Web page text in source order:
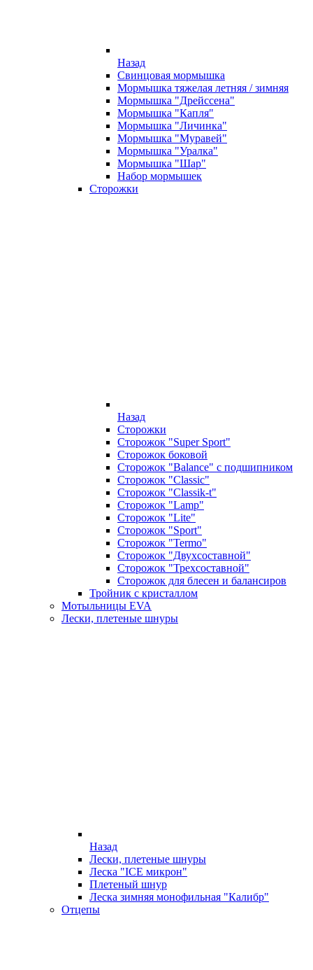
Назад
Свинцовая мормышка
Мормышка тяжелая летняя / зимняя
Мормышка "Дрейссена"
Мормышка "Капля"
Мормышка "Личинка"
Мормышка "Муравей"
Мормышка "Уралка"
Мормышка "Шар"
Набор мормышек
Сторожки
Назад
Сторожки
Сторожок "Super Sport"
Сторожок боковой
Сторожок "Balance" с подшипником
Сторожок "Classic"
Сторожок "Classik-t"
Сторожок "Lamp"
Сторожок "Lite"
Сторожок "Sport"
Сторожок "Termo"
Сторожок "Двухсоставной"
Сторожок "Трехсоставной"
Сторожок для блесен и балансиров
Тройник с кристаллом
Мотыльницы EVA
Лески, плетеные шнуры
Назад
Лески, плетеные шнуры
Леска "ICE микрон"
Плетеный шнур
Леска зимняя монофильная "Калибр"
Отцепы